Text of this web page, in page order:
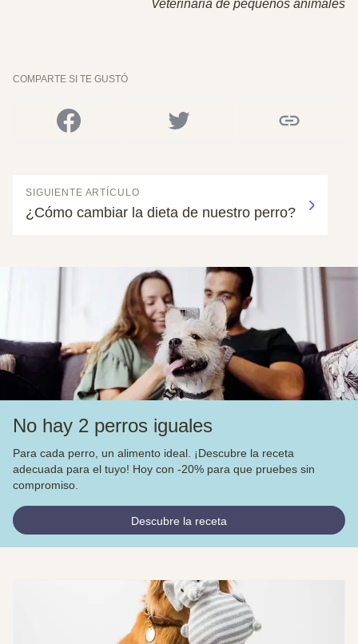
Veterinaria de pequeños animales
COMPARTE SI TE GUSTÓ
SIGUIENTE ARTÍCULO
¿Cómo cambiar la dieta de nuestro perro?
No hay 2 perros iguales
Para cada perro, un alimento ideal. ¡Descubre la receta
adecuada para el tuyo! Hoy con -20% para que pruebes sin
compromiso.
Descubre la receta